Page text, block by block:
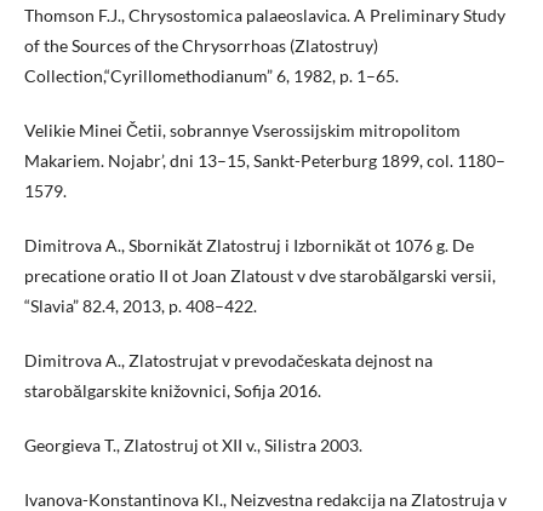
Thomson F.J., Chrysostomica palaeoslavica. A Preliminary Study
of the Sources of the Chrysorrhoas (Zlatostruy)
Collection,“Cyrillomethodianum” 6, 1982, p. 1–65.
Velikie Minei Četii, sobrannye Vserossijskim mitropolitom
Makariem. Nojabr’, dni 13–15, Sankt-Peterburg 1899, col. 1180–
1579.
Dimitrova A., Sbornikăt Zlatostruj i Izbornikăt ot 1076 g. De
precatione oratio II ot Joan Zlatoust v dve starobălgarski versii,
“Slavia” 82.4, 2013, p. 408–422.
Dimitrova A., Zlatostrujat v prevodačeskata dejnost na
starobălgarskite knižovnici, Sofija 2016.
Georgieva T., Zlatostruj ot XII v., Silistra 2003.
Ivanova-Konstantinova Kl., Neizvestna redakcija na Zlatostruja v